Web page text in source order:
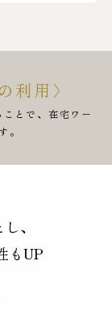
利用〉
とで、在宅ワー
。
、
もUP